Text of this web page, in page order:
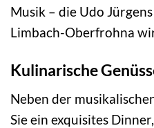
Musik – die Udo
Limbach-Oberfrohna
Kulinarische
Neben der
Sie ein exquisites